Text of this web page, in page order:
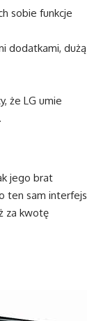
sobie funkcje
dodatkami, dużą
że LG umie
jego brat
ten sam interfejs
za kwotę